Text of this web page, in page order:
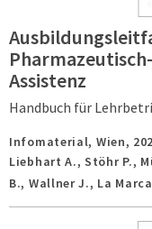
Assistenz
Handbuch für
Infomaterial, Wien,
Liebhart A., Stöhr P.,
B., Wallner J., La